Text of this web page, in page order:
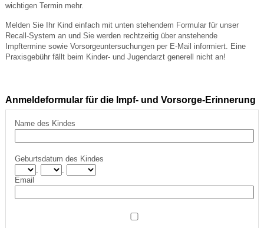
wichtigen Termin mehr.
Melden Sie Ihr Kind einfach mit unten stehendem Formular für unser
Recall-System an und Sie werden rechtzeitig über anstehende
Impftermine sowie Vorsorgeuntersuchungen per E-Mail informiert. Eine
Praxisgebühr fällt beim Kinder- und Jugendarzt generell nicht an!
Anmeldeformular für die Impf- und Vorsorge-Erinnerung
Name des Kindes
Geburtsdatum des Kindes
Email